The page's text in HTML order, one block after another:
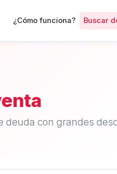
¿Cómo funciona? Buscar
con grandes